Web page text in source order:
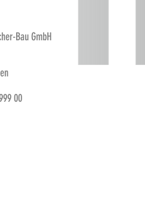
Bau GmbH
00